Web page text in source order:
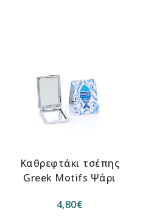
Καθρεφτάκι τσέπης
Greek Μotifs Ψάρι
4,80€